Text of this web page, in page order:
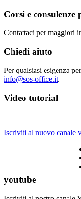
Corsi e
Contattaci per maggiori
Chiedi aiuto
Per qualsiasi esigenza
info@sos-office.it.
Video tutorial
Iscriviti al nuovo canale
youtube